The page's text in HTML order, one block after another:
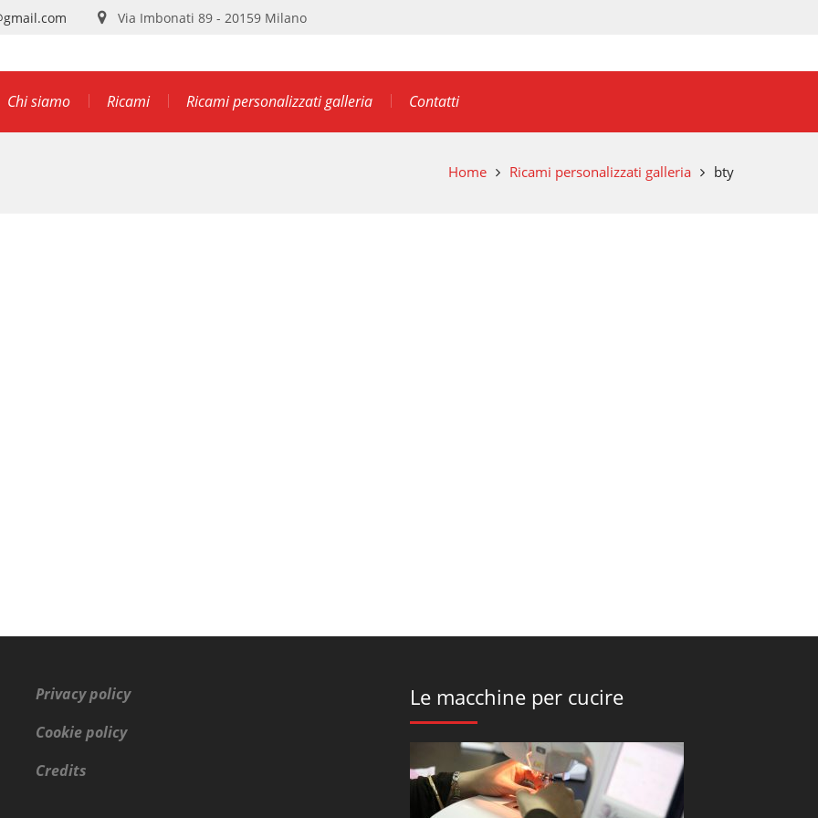
Via Imbonati 89 - 20159 Milano
Chi siamo Ricami Ricami personalizzati galleria Contatti
Home Ricami personalizzati galleria bty
Privacy policy
Cookie policy
Credits
Le macchine per cucire